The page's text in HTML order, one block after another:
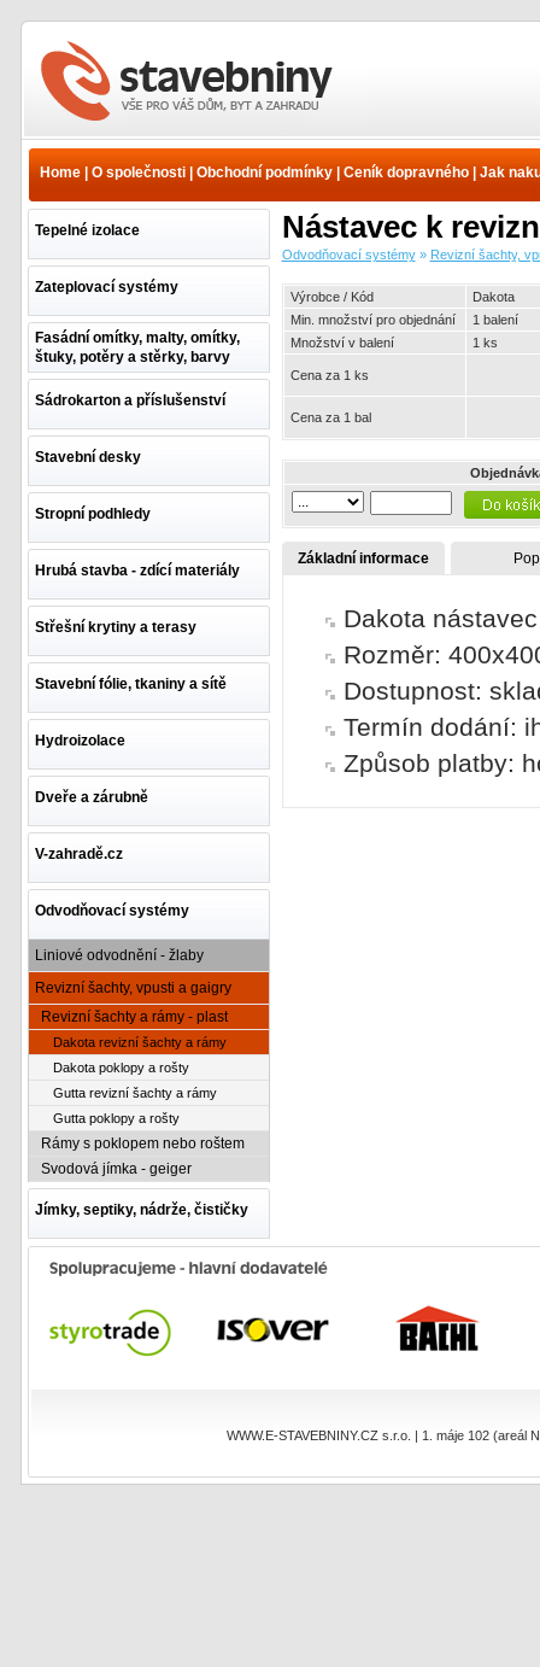
Revizní šachty, vpusti a
rámy - plast - Dakota
Home| O společnosti| Obchodní podmínky| Ceník dopravného| Jak
Tepelné izolace
Zateplovací systémy
Fasádní omítky, malty, omítky,
štuky, potěry a stěrky, barvy
Sádrokarton a příslušenství
Stavební desky
Stropní podhledy
Hrubá stavba - zdící materiály
Střešní krytiny a terasy
Stavební fólie, tkaniny a sítě
Hydroizolace
Dveře a zárubně
V-zahradě.cz
Odvodňovací systémy
Liniové odvodnění - žlaby
Revizní šachty, vpusti a gaigry
Revizní šachty a rámy - plast
Dakota revizní šachty a rámy
Dakota poklopy a rošty
Gutta revizní šachty a rámy
Gutta poklopy a rošty
Rámy s poklopem nebo roštem
Svodová jímka - geiger
Jímky, septiky, nádrže, čističky
Nástavec k
Odvodňovací systémy» Revizní šachty,
Výrobce / Kód
Dakota
Min. množství pro objednání
1 balení
Množství v balení
1 ks
Cena za 1 ks
Cena za 1 bal
Základní informace
Dakota
Rozměr:
Dostupnost:
Termín dodání:
Způsob platby:
WWW.E-STAVEBNINY.CZ s.r.o. | 1. máje 102